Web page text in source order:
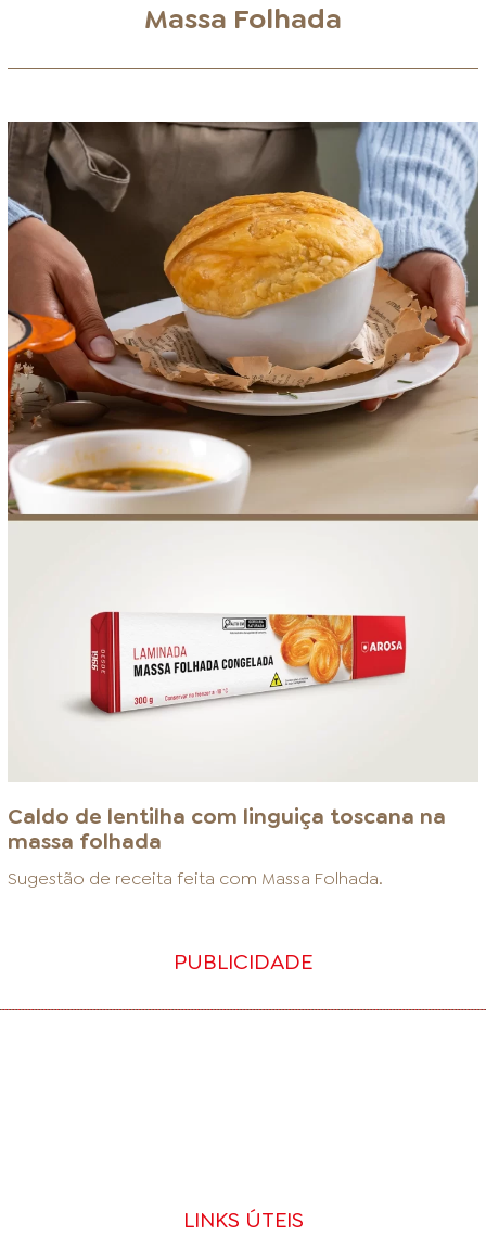
Massa Folhada
Caldo de lentilha com linguiça toscana na
massa folhada
Sugestão de receita feita com Massa Folhada.
PUBLICIDADE
LINKS ÚTEIS